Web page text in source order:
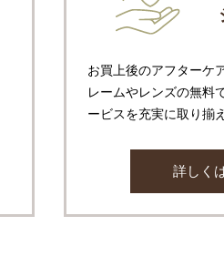
お買上後のアフターケ
レームやレンズの無料
ービスを充実に取り揃え
詳しく